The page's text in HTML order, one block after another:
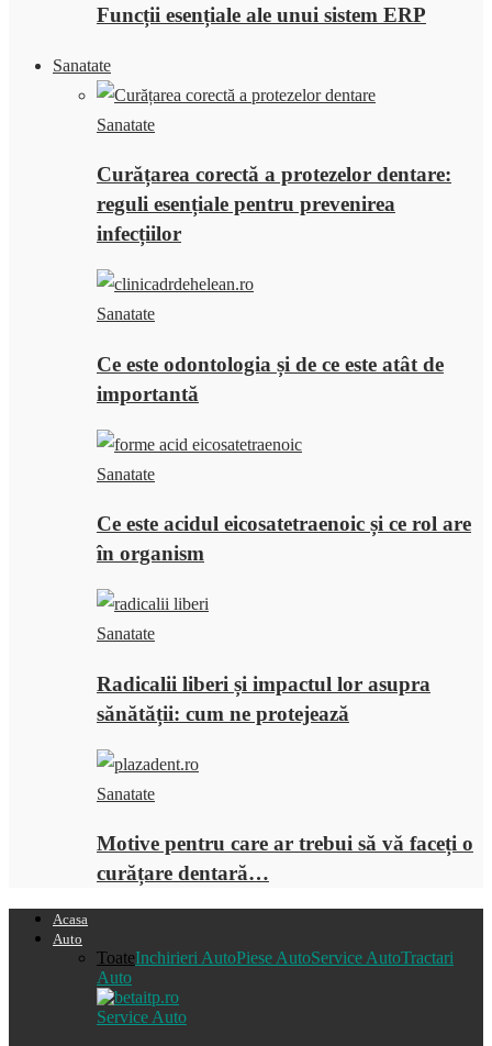
Funcții esențiale ale unui sistem ERP
Sanatate
Sanatate
Curățarea corectă a protezelor dentare:
reguli esențiale pentru prevenirea
infecțiilor
Sanatate
Ce este odontologia și de ce este atât de
importantă
Sanatate
Ce este acidul eicosatetraenoic și ce rol are
în organism
Sanatate
Radicalii liberi și impactul lor asupra
sănătății: cum ne protejează
Sanatate
Motive pentru care ar trebui să vă faceți o
curățare dentară…
Acasa
Auto
ToateInchirieri AutoPiese AutoService AutoTractari
Auto
Service Auto